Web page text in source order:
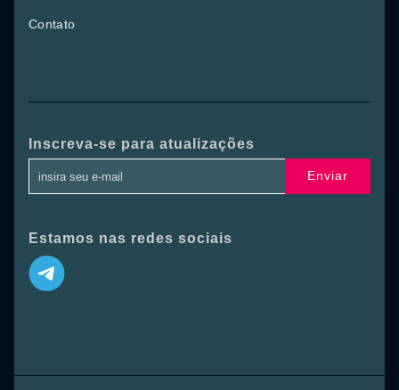
Contato
Inscreva-se para atualizações
Enviar
Estamos nas redes sociais